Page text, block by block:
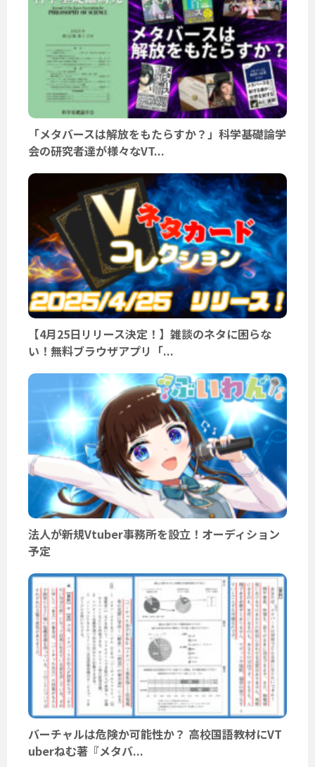
「メタバースは解放をもたらすか？」科学基礎論学
会の研究者達が様々なVT...
【4月25日リリース決定！】雑談のネタに困らな
い！無料ブラウザアプリ「...
法人が新規Vtuber事務所を設立！オーディション
予定
バーチャルは危険か可能性か？ 高校国語教材にVT
uberねむ著『メタバ...